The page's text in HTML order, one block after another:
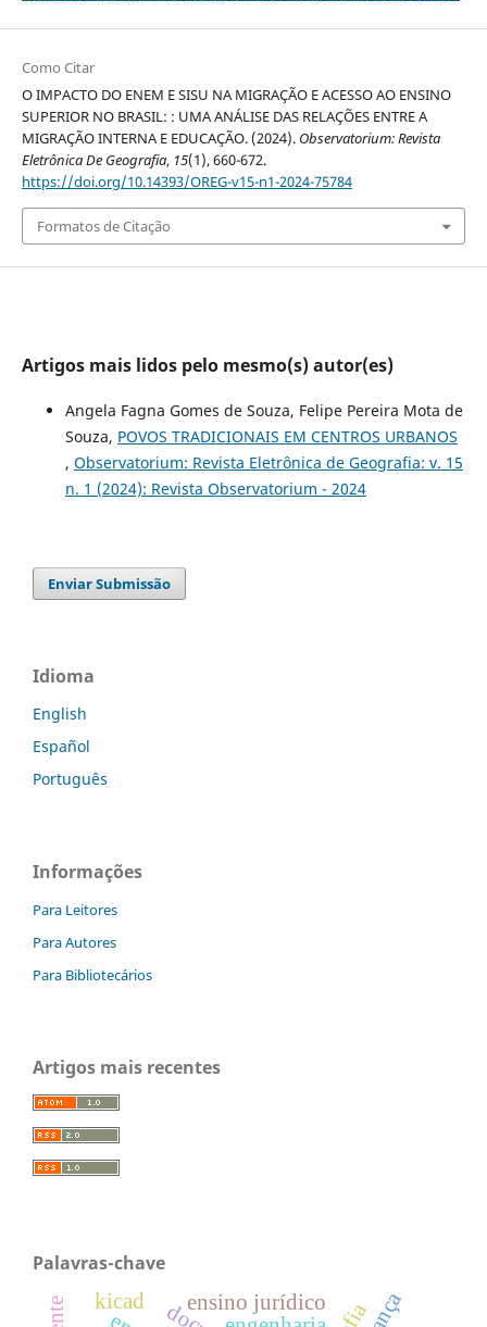
Como Citar
O IMPACTO DO ENEM E SISU NA MIGRAÇÃO E ACESSO AO ENSINO
SUPERIOR NO BRASIL: : UMA ANÁLISE DAS RELAÇÕES ENTRE A
MIGRAÇÃO INTERNA E EDUCAÇÃO. (2024). Observatorium: Revista
Eletrônica De Geografia, 15(1), 660-672.
https://doi.org/10.14393/OREG-v15-n1-2024-75784
Formatos de Citação
Artigos mais lidos pelo mesmo(s) autor(es)
Angela Fagna Gomes de Souza, Felipe Pereira Mota de
Souza, POVOS TRADICIONAIS EM CENTROS URBANOS
, Observatorium: Revista Eletrônica de Geografia: v. 15
n. 1 (2024): Revista Observatorium - 2024
Enviar Submissão
Idioma
English
Español
Português
Informações
Para Leitores
Para Autores
Para Bibliotecários
Artigos mais recentes
Palavras-chave
kicad ensino jurídico